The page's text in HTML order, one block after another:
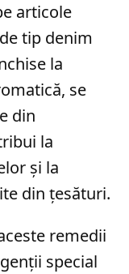
articole
tip denim
la
se
din
la
și la
din țesături.
remedii
special